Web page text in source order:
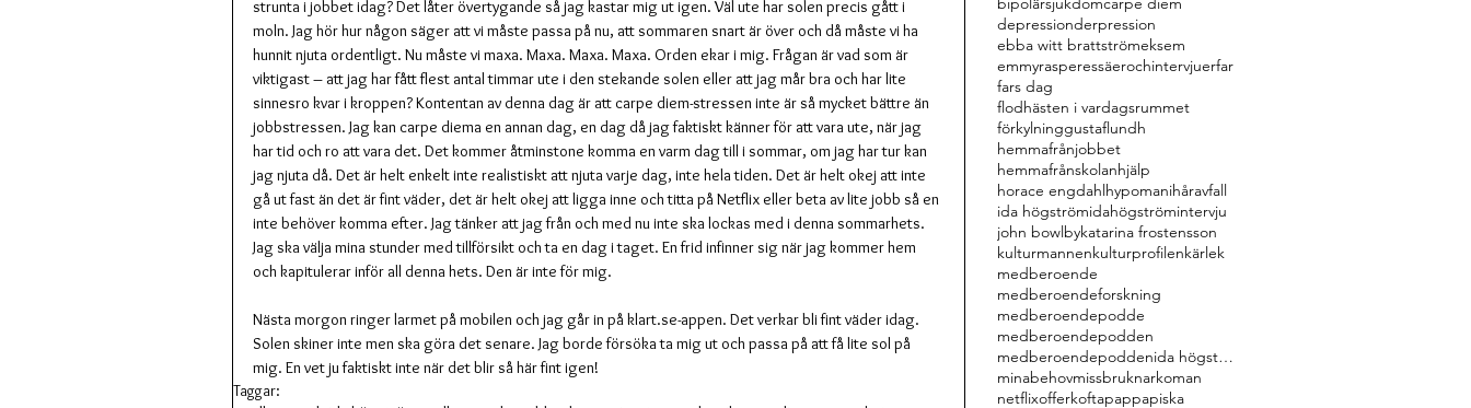
strunta i jobbet idag? Det låter övertygande så jag kastar mig ut igen. Väl ute har solen precis gått i
moln. Jag hör hur någon säger att vi måste passa på nu, att sommaren snart är över och då måste vi ha
hunnit njuta ordentligt. Nu måste vi maxa. Maxa. Maxa. Maxa. Orden ekar i mig. Frågan är vad som är
viktigast – att jag har fått flest antal timmar ute i den stekande solen eller att jag mår bra och har lite
sinnesro kvar i kroppen? Kontentan av denna dag är att carpe diem-stressen inte är så mycket bättre än
jobbstressen. Jag kan carpe diema en annan dag, en dag då jag faktiskt känner för att vara ute, när jag
har tid och ro att vara det. Det kommer åtminstone komma en varm dag till i sommar, om jag har tur kan
jag njuta då. Det är helt enkelt inte realistiskt att njuta varje dag, inte hela tiden. Det är helt okej att inte
gå ut fast än det är fint väder, det är helt okej att ligga inne och titta på Netflix eller beta av lite jobb så en
inte behöver komma efter. Jag tänker att jag från och med nu inte ska lockas med i denna sommarhets.
Jag ska välja mina stunder med tillförsikt och ta en dag i taget. En frid infinner sig när jag kommer hem
och kapitulerar inför all denna hets. Den är inte för mig.
Nästa morgon ringer larmet på mobilen och jag går in på klart.se-appen. Det verkar bli fint väder idag.
Solen skiner inte men ska göra det senare. Jag borde försöka ta mig ut och passa på att få lite sol på
mig. En vet ju faktiskt inte när det blir så här fint igen!
Taggar:
depressionderpression
ebba witt brattströmeksem
emmyrasperessäerochintervjuerfar
fars dag
flodhästen i vardagsrummet
förkylninggustaflundh
hemmafrånjobbet
hemmafrånskolanhjälp
horace engdahlhypomanihåravfall
ida högströmidahögströmintervju
john bowlbykatarina frostensson
kulturmannenkulturprofilenkärlek
medberoende
medberoendeforskning
medberoendepodde
medberoendepodden
medberoendepoddenida högström
minabehovmissbruknarkoman
netflixofferkoftapappapiska